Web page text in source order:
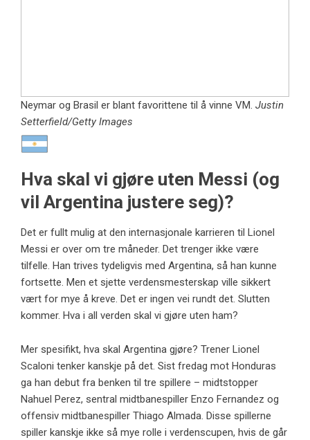
Neymar og Brasil er blant favorittene til å vinne VM. Justin
Setterfield/Getty Images
Hva skal vi gjøre uten Messi (og
vil Argentina justere seg)?
Det er fullt mulig at den internasjonale karrieren til Lionel
Messi er over om tre måneder. Det trenger ikke være
tilfelle. Han trives tydeligvis med Argentina, så han kunne
fortsette. Men et sjette verdensmesterskap ville sikkert
vært for mye å kreve. Det er ingen vei rundt det. Slutten
kommer. Hva i all verden skal vi gjøre uten ham?
Mer spesifikt, hva skal Argentina gjøre? Trener Lionel
Scaloni tenker kanskje på det. Sist fredag ​​mot Honduras
ga han debut fra benken til tre spillere – midtstopper
Nahuel Perez, sentral midtbanespiller Enzo Fernandez og
offensiv midtbanespiller Thiago Almada. Disse spillerne
spiller kanskje ikke så mye rolle i verdenscupen, hvis de går